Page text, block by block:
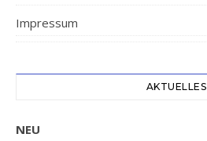
Impressum
AKTUELLES
NEU